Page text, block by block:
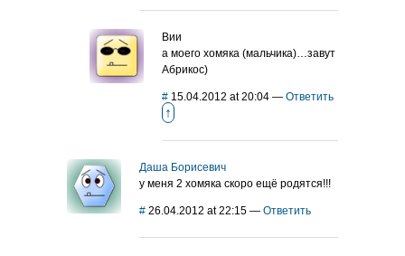
Вии
а моего хомяка (мальчика)…завут
Абрикос)
# 15.04.2012 at 20:04 — Ответить
↑
Даша Борисевич
у меня 2 хомяка скоро ещё родятся!!!
# 26.04.2012 at 22:15 — Ответить